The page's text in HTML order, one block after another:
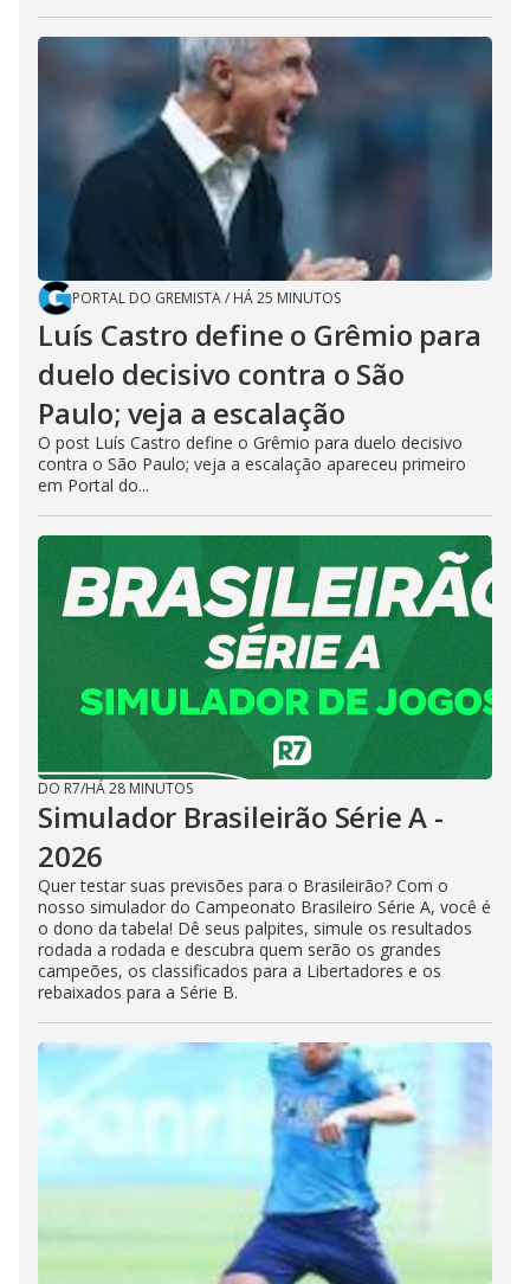
PORTAL DO GREMISTA/ HÁ 25 MINUTOS
Luís Castro define o Grêmio para
duelo decisivo contra o São
Paulo; veja a escalação
O post Luís Castro define o Grêmio para duelo decisivo
contra o São Paulo; veja a escalação apareceu primeiro
em Portal do...
DO R7/HÁ 28 MINUTOS
Simulador Brasileirão Série A -
2026
Quer testar suas previsões para o Brasileirão? Com o
nosso simulador do Campeonato Brasileiro Série A, você é
o dono da tabela! Dê seus palpites, simule os resultados
rodada a rodada e descubra quem serão os grandes
campeões, os classificados para a Libertadores e os
rebaixados para a Série B.